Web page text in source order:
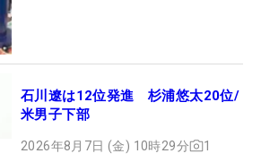
石川遼は12位発進 杉浦悠太20位/
米男子下部
2026年8月7日 (金) 10時29分 1